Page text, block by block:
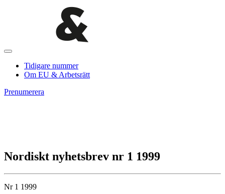
Tidigare nummer
Om EU & Arbetsrätt
Prenumerera
Nordiskt nyhetsbrev nr 1 1999
Nr 1 1999